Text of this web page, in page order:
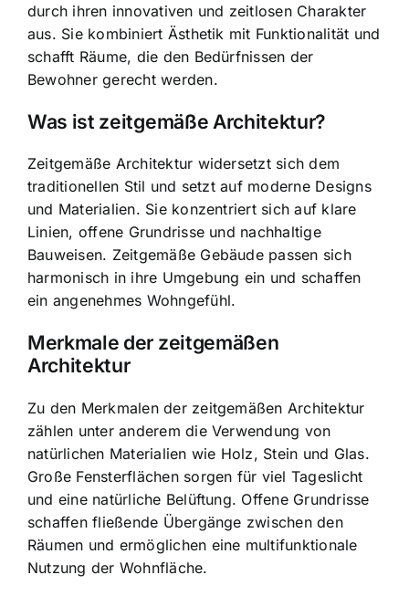
durch ihren innovativen und zeitlosen Charakter
aus. Sie kombiniert Ästhetik mit Funktionalität und
schafft Räume, die den Bedürfnissen der
Bewohner gerecht werden.
Was ist zeitgemäße Architektur?
Zeitgemäße Architektur widersetzt sich dem
traditionellen Stil und setzt auf moderne Designs
und Materialien. Sie konzentriert sich auf klare
Linien, offene Grundrisse und nachhaltige
Bauweisen. Zeitgemäße Gebäude passen sich
harmonisch in ihre Umgebung ein und schaffen
ein angenehmes Wohngefühl.
Merkmale der zeitgemäßen
Architektur
Zu den Merkmalen der zeitgemäßen Architektur
zählen unter anderem die Verwendung von
natürlichen Materialien wie Holz, Stein und Glas.
Große Fensterflächen sorgen für viel Tageslicht
und eine natürliche Belüftung. Offene Grundrisse
schaffen fließende Übergänge zwischen den
Räumen und ermöglichen eine multifunktionale
Nutzung der Wohnfläche.